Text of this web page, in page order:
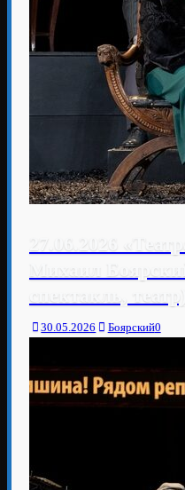
27.06.2026
Михаил
спектакль, театр)
30.05.2026 Боярский0